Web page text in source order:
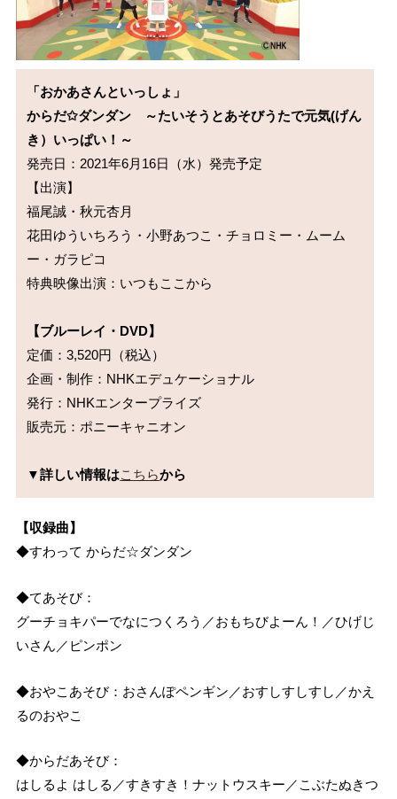
「おかあさんといっしょ」
からだ✩ダンダン　～たいそうとあそびうたで元気(げん
き）いっぱい！～
発売日：2021年6月16日（水）発売予定
【出演】
福尾誠・秋元杏月
花田ゆういちろう・小野あつこ・チョロミー・ムーム
ー・ガラピコ
特典映像出演：いつもここから
【ブルーレイ・DVD】
定価：3,520円（税込）
企画・制作：NHKエデュケーショナル
発行：NHKエンタープライズ
販売元：ポニーキャニオン
▼詳しい情報はこちらから
【収録曲】
◆すわって からだ☆ダンダン
◆てあそび：
グーチョキパーでなにつくろう／おもちびよーん！／ひげじ
いさん／ピンポン
◆おやこあそび：おさんぽペンギン／おすしすしすし／かえ
るのおやこ
◆からだあそび：
はしるよ はしる／すきすき！ナットウスキー／こぶたぬきつ